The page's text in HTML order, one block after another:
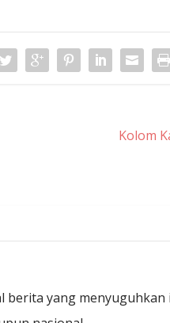
Kolom
berita yang